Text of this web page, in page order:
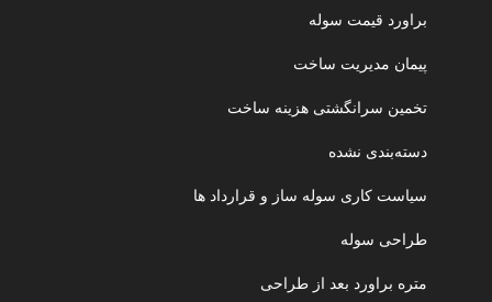
براورد قیمت سوله
پیمان مدیریت ساخت
تخمین سرانگشتی هزینه ساخت
دسته‌بندی نشده
سیاست کاری سوله ساز و قرارداد ها
طراحی سوله
متره براورد بعد از طراحی